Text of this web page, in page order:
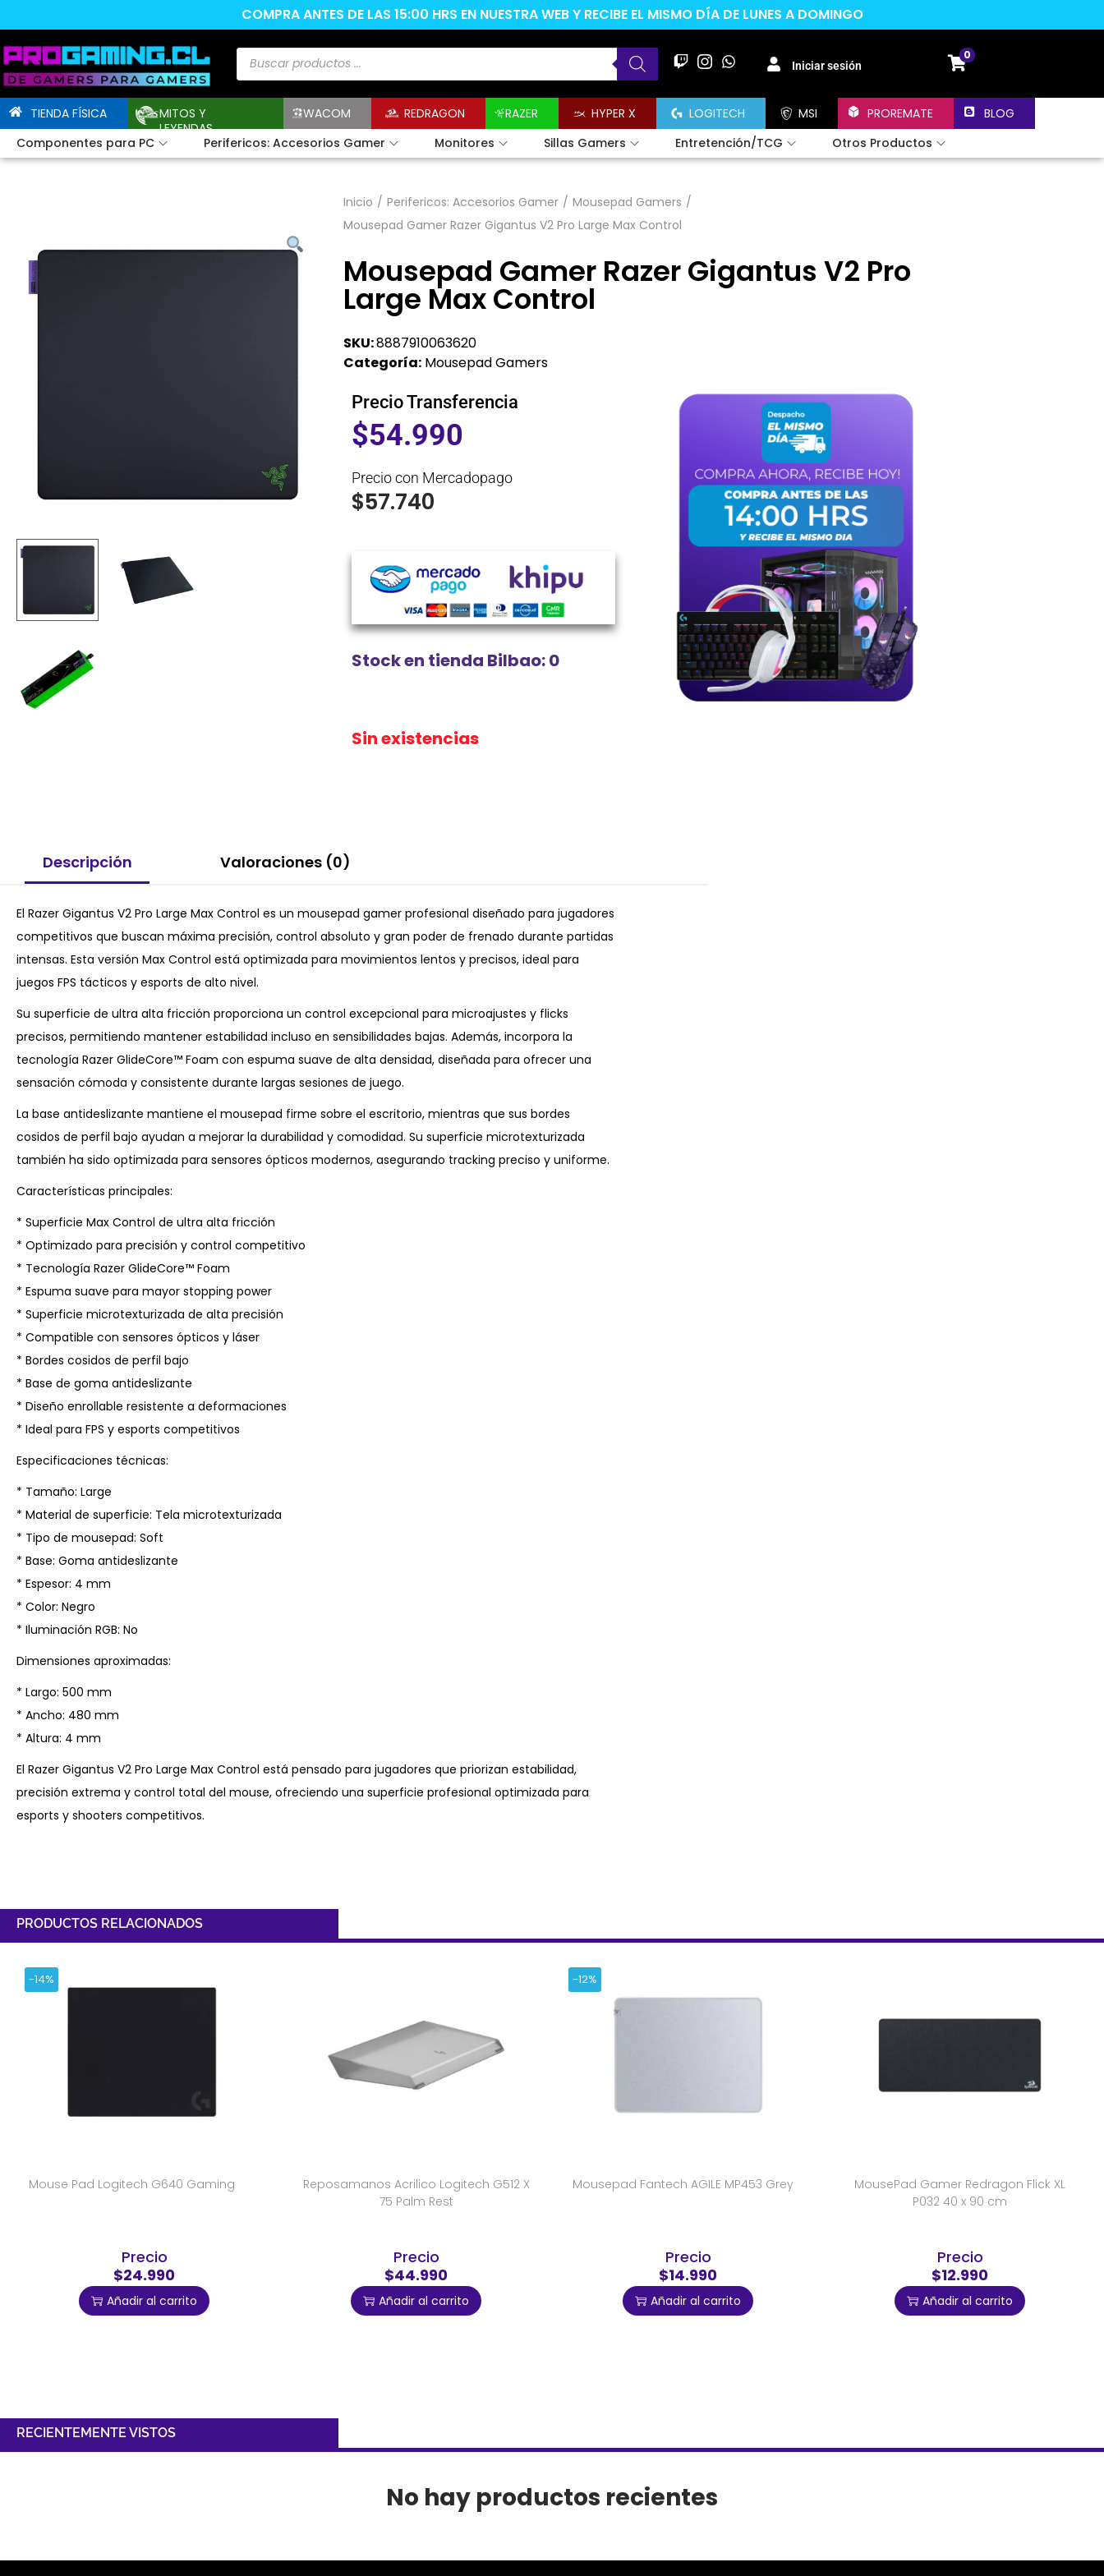
COMPRA ANTES DE LAS 15:00 HRS EN NUESTRA WEB Y RECIBE EL MISMO DÍA DE LUNES A DOMINGO
Iniciar sesión
0
TIENDA FÍSICA
MITOS Y
LEYENDAS
WACOM REDRAGON RAZER HYPER X LOGITECH MSI PROREMATE
BLOG
Componentes para PC
Perifericos: Accesorios Gamer Monitores Sillas Gamers Entretención/TCG Otros Productos
Inicio / Perifericos: Accesorios Gamer / Mousepad Gamers /
Mousepad Gamer Razer Gigantus V2 Pro Large Max Control
Mousepad Gamer Razer Gigantus V2 Pro
Large Max Control
SKU:8887910063620
Categoría: Mousepad Gamers
Precio Transferencia
$54.990
Precio con Mercadopago
$57.740
Stock en tienda Bilbao: 0
Sin existencias
Descripción Valoraciones (0)
El Razer Gigantus V2 Pro Large Max Control es un mousepad gamer profesional diseñado para jugadores
competitivos que buscan máxima precisión, control absoluto y gran poder de frenado durante partidas
intensas. Esta versión Max Control está optimizada para movimientos lentos y precisos, ideal para
juegos FPS tácticos y esports de alto nivel.
Su superficie de ultra alta fricción proporciona un control excepcional para microajustes y flicks
precisos, permitiendo mantener estabilidad incluso en sensibilidades bajas. Además, incorpora la
tecnología Razer GlideCore™ Foam con espuma suave de alta densidad, diseñada para ofrecer una
sensación cómoda y consistente durante largas sesiones de juego.
La base antideslizante mantiene el mousepad firme sobre el escritorio, mientras que sus bordes
cosidos de perfil bajo ayudan a mejorar la durabilidad y comodidad. Su superficie microtexturizada
también ha sido optimizada para sensores ópticos modernos, asegurando tracking preciso y uniforme.
Características principales:
* Superficie Max Control de ultra alta fricción
* Optimizado para precisión y control competitivo
* Tecnología Razer GlideCore™ Foam
* Espuma suave para mayor stopping power
* Superficie microtexturizada de alta precisión
* Compatible con sensores ópticos y láser
* Bordes cosidos de perfil bajo
* Base de goma antideslizante
* Diseño enrollable resistente a deformaciones
* Ideal para FPS y esports competitivos
Especificaciones técnicas:
* Tamaño: Large
* Material de superficie: Tela microtexturizada
* Tipo de mousepad: Soft
* Base: Goma antideslizante
* Espesor: 4 mm
* Color: Negro
* Iluminación RGB: No
Dimensiones aproximadas:
* Largo: 500 mm
* Ancho: 480 mm
* Altura: 4 mm
El Razer Gigantus V2 Pro Large Max Control está pensado para jugadores que priorizan estabilidad,
precisión extrema y control total del mouse, ofreciendo una superficie profesional optimizada para
esports y shooters competitivos.
PRODUCTOS RELACIONADOS
-14%
Mouse Pad Logitech G640 Gaming
Precio
$24.990
Añadir al carrito
Reposamanos Acrilico Logitech G512 X
75 Palm Rest
Precio
$44.990
Añadir al carrito
-12%
Mousepad Fantech AGILE MP453 Grey
Precio
$14.990
Añadir al carrito
MousePad Gamer Redragon Flick XL
P032 40 x 90 cm
Precio
$12.990
Añadir al carrito
RECIENTEMENTE VISTOS
No hay productos recientes